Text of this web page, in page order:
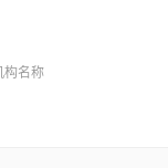
构名称